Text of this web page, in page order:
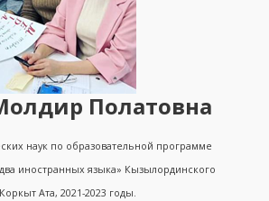
Полатовна
наук по образовательной программе
иностранных языка» Кызылординского
Ата, 2021-2023 годы.